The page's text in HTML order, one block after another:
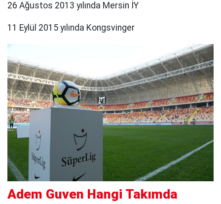
26 Ağustos 2013 yılında Mersin İY
11 Eylül 2015 yılında Kongsvinger
Adem Guven Hangi Takımda